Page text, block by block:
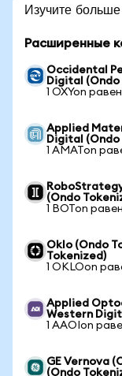
Изучите
Расширенные
Occidental
Digital (Ondo
1 OXYon
Applied
Digital (Ondo
1 AMATon
(Ondo
1 BOTon
Oklo (Ondo
Tokenized)
1 OKLOon
Applied
Western
1 AAOIon
GE Vernova
(Ondo